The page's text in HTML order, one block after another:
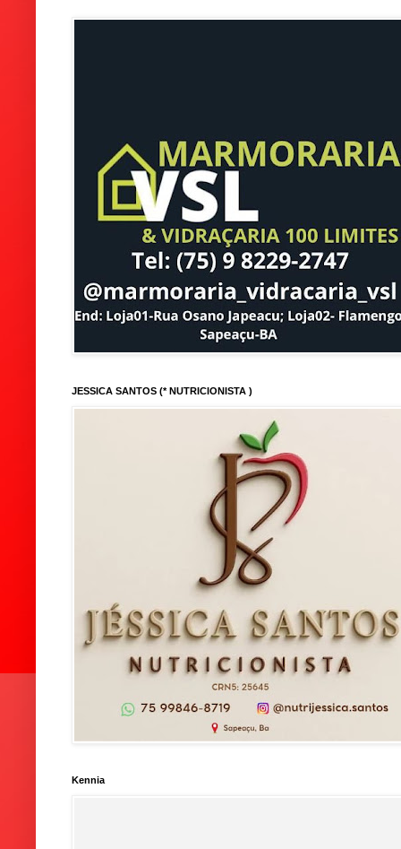
JESSICA SANTOS (* NUTRICIONISTA )
Kennia